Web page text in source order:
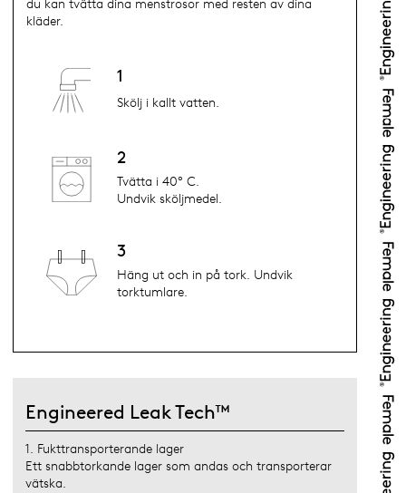
du kan tvätta dina menstrosor med resten av dina
kläder.
1
Skölj i kallt vatten.
2
Tvätta i 40° C.
Undvik sköljmedel.
3
Häng ut och in på tork. Undvik
torktumlare.
Engineered Leak Tech™
1. Fukttransporterande lager
Ett snabbtorkande lager som andas och transporterar
vätska.